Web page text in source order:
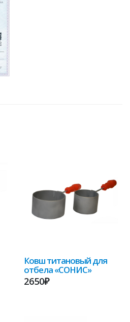
Ковш титановый для
отбела «СОНИС»
2650₽